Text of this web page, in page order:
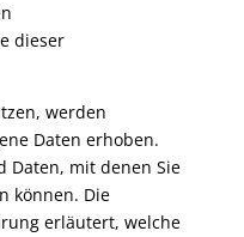
dieser
werden
Daten erhoben.
Daten, mit denen Sie
können. Die
erläutert, welche